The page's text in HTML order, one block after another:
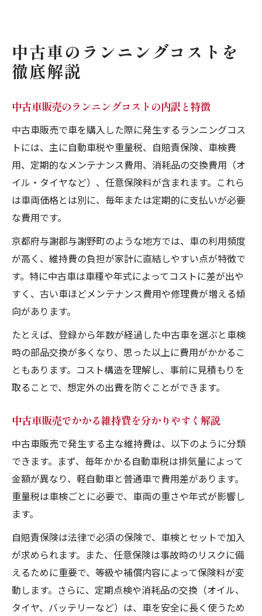
中古車のランニングコストを
徹底解説
中古車販売のランニングコストの内訳と特徴
中古車販売で車を購入した際に発生するランニングコス
トには、主に自動車税や重量税、自賠責保険、車検費
用、定期的なメンテナンス費用、消耗品の交換費用（オ
イル・タイヤなど）、任意保険料が含まれます。これら
は車両価格とは別に、毎年または定期的に支払いが必要
な費用です。
京都府与謝郡与謝野町のような地方では、車の利用頻度
が高く、維持費の負担が家計に直結しやすい点が特徴で
す。特に中古車は車種や年式によってコストに差が出や
すく、古い車ほどメンテナンス費用や修理費が増える傾
向があります。
たとえば、登録から年数が経過した中古車を選ぶと車検
時の部品交換が多くなり、思った以上に費用がかかるこ
ともあります。コスト構造を理解し、事前に見積もりを
取ることで、想定外の出費を防ぐことができます。
中古車販売でかかる維持費を分かりやすく解説
中古車販売で発生する主な維持費は、以下のように分類
できます。まず、毎年かかる自動車税は排気量によって
金額が異なり、軽自動車と普通車で費用差があります。
重量税は車検ごとに必要で、車両の重さや年式が影響し
ます。
自賠責保険は法律で必須の保険で、車検とセットで加入
が求められます。また、任意保険は事故時のリスクに備
えるために重要で、等級や補償内容によって保険料が変
動します。さらに、定期点検や消耗品の交換（オイル、
タイヤ、バッテリーなど）は、車を安全に長く使うため